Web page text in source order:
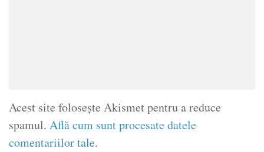
Acest site folosește Akismet pentru a reduce
spamul. Află cum sunt procesate datele
comentariilor tale.